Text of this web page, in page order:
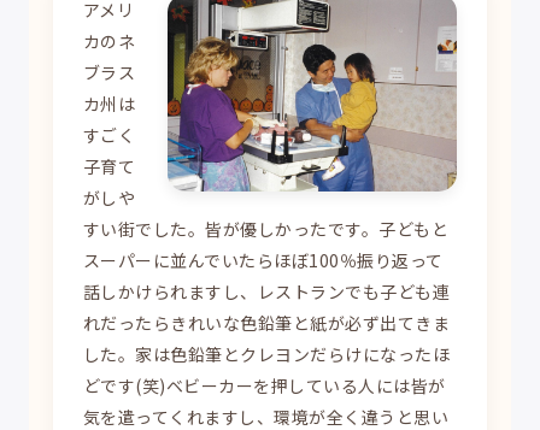
アメリ
カのネ
ブラス
カ州は
すごく
子育て
がしや
すい街でした。皆が優しかったです。子どもと
スーパーに並んでいたらほぼ100％振り返って
話しかけられますし、レストランでも子ども連
れだったらきれいな色鉛筆と紙が必ず出てきま
した。家は色鉛筆とクレヨンだらけになったほ
どです(笑)ベビーカーを押している人には皆が
気を遣ってくれますし、環境が全く違うと思い